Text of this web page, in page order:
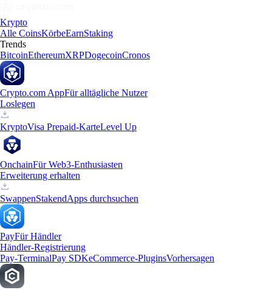
Krypto
Alle CoinsKörbeEarnStaking
Trends
BitcoinEthereumXRPDogecoinCronos
Crypto.com AppFür alltägliche Nutzer
Loslegen
KryptoVisa Prepaid-KarteLevel Up
OnchainFür Web3-Enthusiasten
Erweiterung erhalten
SwappenStakendApps durchsuchen
PayFür Händler
Händler-Registrierung
Pay-TerminalPay SDKeCommerce-PluginsVorhersagen